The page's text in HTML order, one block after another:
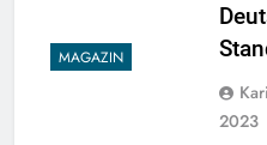
MAGAZIN
2023